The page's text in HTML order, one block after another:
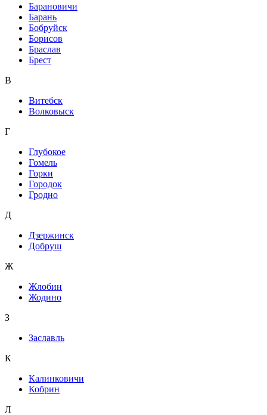
Барановичи
Барань
Бобруйск
Борисов
Браслав
Брест
В
Витебск
Волковыск
Г
Глубокое
Гомель
Горки
Городок
Гродно
Д
Дзержинск
Добруш
Ж
Жлобин
Жодино
З
Заславль
К
Калинковичи
Кобрин
Л